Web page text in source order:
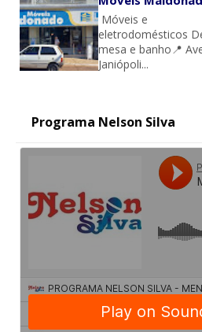
Móveis e
eletrodomésticos
mesa e banho📍
Janiópoli...
Programa Nelson Silva